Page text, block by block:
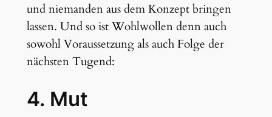
und niemanden aus dem Konzept bringen
lassen. Und so ist Wohlwollen denn auch
sowohl Voraussetzung als auch Folge der
nächsten Tugend:
4. Mut